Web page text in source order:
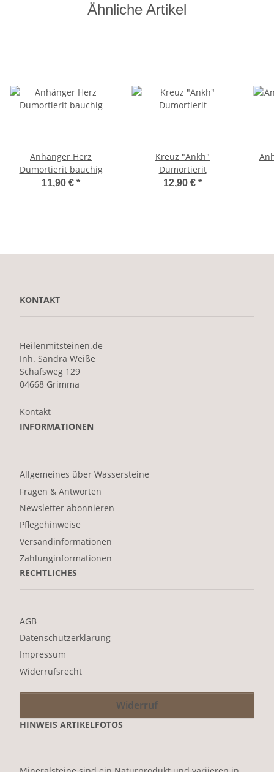
Ähnliche Artikel
Anhänger Herz
Dumortierit bauchig
11,90 € *
Kreuz "Ankh"
Dumortierit
12,90 € *
KONTAKT
Heilenmitsteinen.de
Inh. Sandra Weiße
Schafsweg 129
04668 Grimma
Kontakt
INFORMATIONEN
Allgemeines über Wassersteine
Fragen & Antworten
Newsletter abonnieren
Pflegehinweise
Versandinformationen
Zahlunginformationen
RECHTLICHES
AGB
Datenschutzerklärung
Impressum
Widerrufsrecht
Widerruf
HINWEIS ARTIKELFOTOS